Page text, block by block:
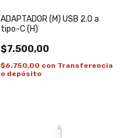
ADAPTADOR (M) USB 2.0 a
tipo-C (H)
$7.500,00
$6.750,00 con Transferencia
o depósito